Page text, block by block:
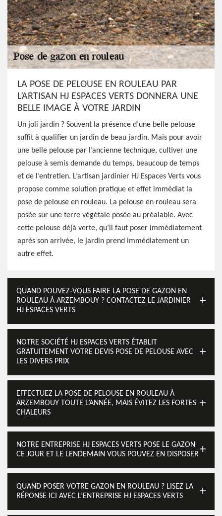
LA POSE DE PELOUSE EN ROULEAU PAR
L’ARTISAN HJ ESPACES VERTS DONNERA UNE
BELLE IMAGE À VOTRE JARDIN
Un joli jardin ? Souvent la présence d’une belle pelouse
suffit à qualifier un jardin de beau jardin. Mais pour avoir
une belle pelouse par l’ancienne technique, cultiver une
pelouse à semis demande du temps, beaucoup de temps
et de l’entretien. L’artisan jardinier HJ Espaces Verts vous
propose comme solution pratique et effet immédiat la
pose de pelouse en rouleau. La pelouse en rouleau sera
posée sur une terre végétale posée au préalable. Avec
cette pelouse déjà verte, qu’il faut poser immédiatement
après son arrivée, le jardin prend immédiatement un
autre effet.
QUAND POUVEZ-VOUS FAIRE LA POSE DE GAZON EN
ROULEAU À ARZEMBOUY ? CONTACTEZ LE JARDINIER
HJ ESPACES VERTS
NOTRE SOCIÉTÉ HJ ESPACES VERTS ÉTABLIT
GRATUITEMENT VOTRE DEVIS POSE DE PELOUSE AVEC
LES DIVERS PRIX
EFFECTUEZ LA POSE DE PELOUSE EN ROULEAU À
ARZEMBOUY TOUTE L’ANNÉE, MAIS ÉVITEZ LES FORTES
CHALEURS
NOTRE ENTREPRISE HJ ESPACES VERTS POSE LE GAZON
CE JOUR ET LE LENDEMAIN VOUS POUVEZ EN DISPOSER
QUAND POSER VOTRE GAZON EN ROULEAU ? LISEZ LA
RÉPONSE ICI AVEC L’ENTREPRISE HJ ESPACES VERTS